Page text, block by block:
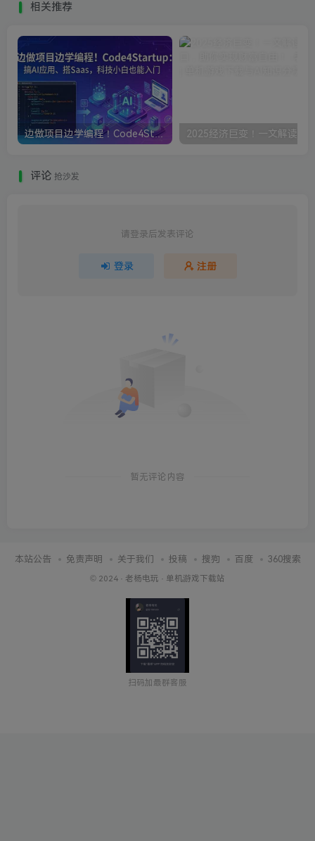
相关推荐
边做项目边学编程！Code4Startup搞AI应用、搭Saas，科技小白也能入门
评论 抢沙发
请登录后发表评论
登录 注册
暂无评论内容
本站公告 免责声明 关于我们 投稿 搜狗 百度 360搜索
© 2024 · 老杨电玩 · 单机游戏下载站
扫码加最群客服